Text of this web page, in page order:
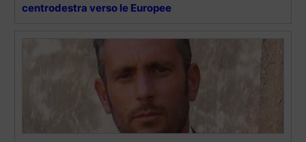
centrodestra verso le Europee